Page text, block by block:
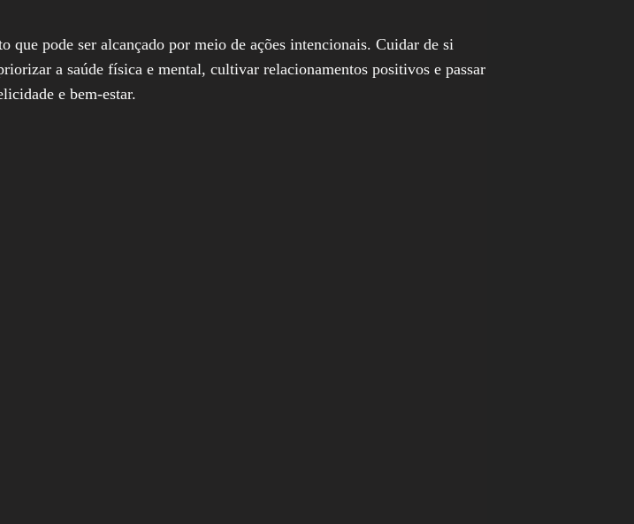
que pode ser alcançado por meio de ações intencionais. Cuidar de si
a saúde física e mental, cultivar relacionamentos positivos e passar
e bem-estar.